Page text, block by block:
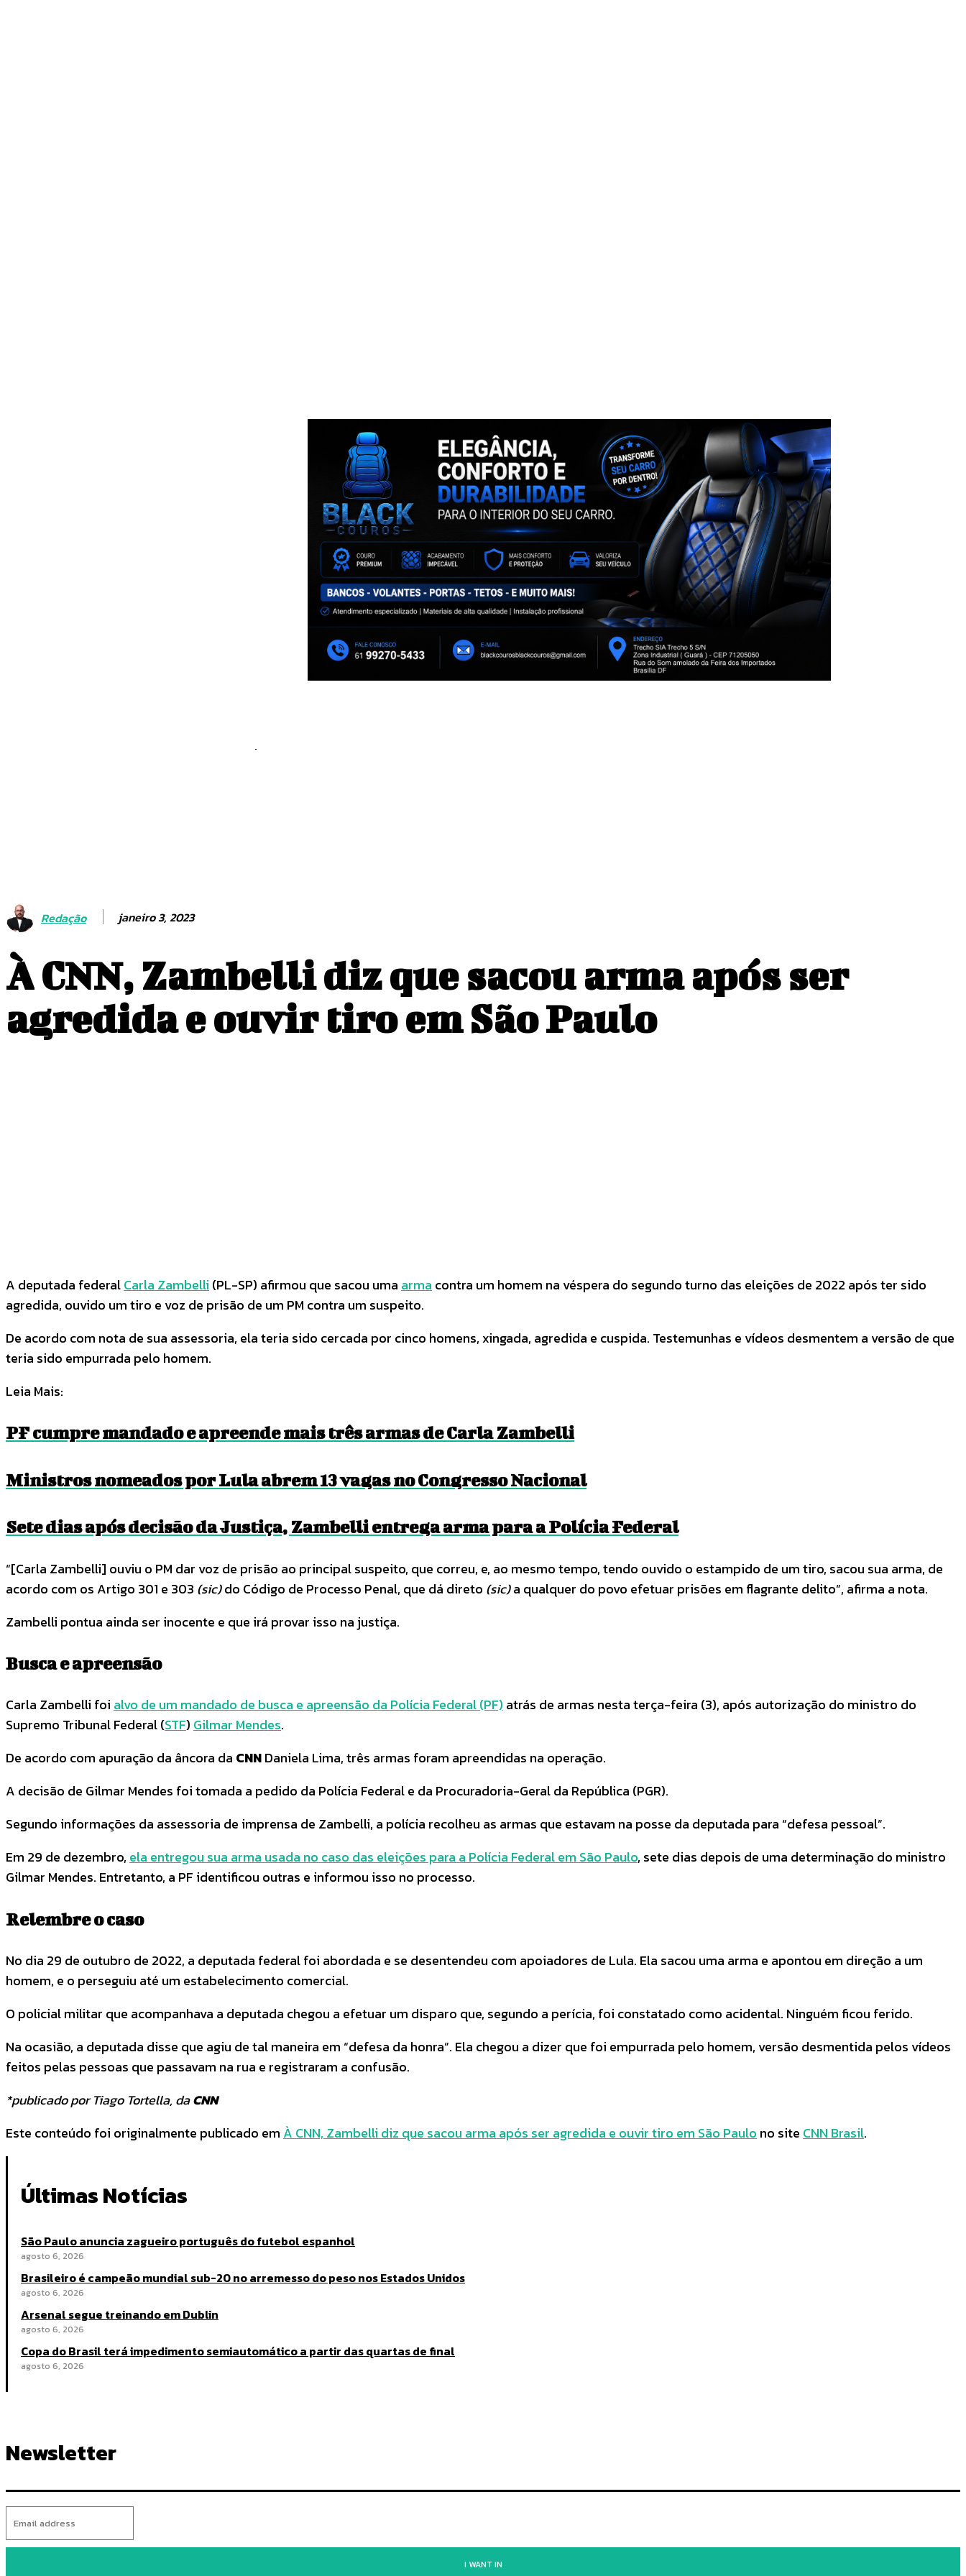
Redação janeiro 3, 2023
À CNN, Zambelli diz que sacou arma após ser
agredida e ouvir tiro em São Paulo
A deputada federalCarla Zambelli (PL-SP) afirmou que sacou uma arma contra um homem na véspera do segundo turno das eleições de 2022 após ter sido
agredida, ouvido um tiro e voz de prisão de um PM contra um suspeito.
De acordo com nota de sua assessoria, ela teria sido cercada por cinco homens, xingada, agredida e cuspida. Testemunhas e vídeos desmentem a versão de que
teria sido empurrada pelo homem.
Leia Mais:
PF cumpre mandado e apreende mais três armas de Carla Zambelli
Ministros nomeados por Lula abrem 13 vagas no Congresso Nacional
Sete dias após decisão da Justiça, Zambelli entrega arma para a Polícia Federal
“[Carla Zambelli] ouviu o PM dar voz de prisão ao principal suspeito, que correu, e, ao mesmo tempo, tendo ouvido o estampido de um tiro, sacou sua arma, de
acordo com os Artigo 301 e 303 (sic)do Código de Processo Penal, que dá direto (sic)a qualquer do povo efetuar prisões em flagrante delito”, afirma a nota.
Zambelli pontua ainda ser inocente e que irá provar isso na justiça.
Busca e apreensão
Carla Zambelli foialvo de um mandado de busca e apreensão da Polícia Federal (PF)atrás de armas nesta terça-feira (3), após autorização do ministro do
Supremo Tribunal Federal (STF)Gilmar Mendes.
De acordo com apuração da âncora da CNNDaniela Lima, três armas foram apreendidas na operação.
A decisão de Gilmar Mendes foi tomada a pedido da Polícia Federal e da Procuradoria-Geral da República (PGR).
Segundo informações da assessoria de imprensa de Zambelli, a polícia recolheu as armas que estavam na posse da deputada para “defesa pessoal”.
Em 29 de dezembro,ela entregou sua arma usada no caso das eleições para a Polícia Federal em São Paulo, sete dias depois de uma determinação do ministro
Gilmar Mendes. Entretanto, a PF identificou outras e informou isso no processo.
Relembre o caso
No dia 29 de outubro de 2022, a deputada federal foi abordada e se desentendeu com apoiadores de Lula. Ela sacou uma arma e apontou em direção a um
homem, e o perseguiu até um estabelecimento comercial.
O policial militar que acompanhava a deputada chegou a efetuar um disparo que, segundo a perícia, foi constatado como acidental. Ninguém ficou ferido.
Na ocasião, a deputada disse que agiu de tal maneira em “defesa da honra”. Ela chegou a dizer que foi empurrada pelo homem, versão desmentida pelos vídeos
feitos pelas pessoas que passavam na rua e registraram a confusão.
*publicado por Tiago Tortella, daCNN
Este conteúdo foi originalmente publicado em À CNN, Zambelli diz que sacou arma após ser agredida e ouvir tiro em São Paulo no site CNN Brasil.
Últimas Notícias
São Paulo anuncia zagueiro português do futebol espanhol
agosto 6, 2026
Brasileiro é campeão mundial sub-20 no arremesso do peso nos Estados Unidos
agosto 6, 2026
Arsenal segue treinando em Dublin
agosto 6, 2026
Copa do Brasil terá impedimento semiautomático a partir das quartas de final
agosto 6, 2026
Newsletter
I WANT IN